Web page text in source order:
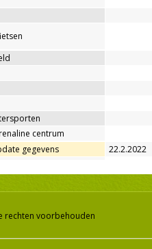
centrum
gegevens 22.2.2022
rechten voorbehouden